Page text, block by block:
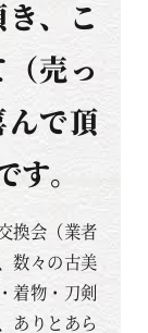
き、こ
売っ
で頂
。
換会（業者
数々の古美
着物・刀剣
ありとあら